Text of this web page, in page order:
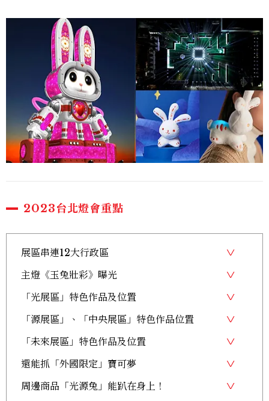
2023台北燈會重點
展區串連12大行政區
主燈《玉兔壯彩》曝光
「光展區」特色作品及位置
「源展區」、「中央展區」特色作品位置
「未來展區」特色作品及位置
還能抓「外國限定」寶可夢
周邊商品「光源兔」能趴在身上！